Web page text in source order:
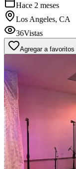
Hace 2 meses
Los Angeles, CA
36Vistas
Agregar a favoritos